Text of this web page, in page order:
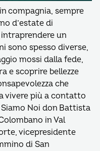
compagnia, sempre
d’estate di
un
sono spesso diverse,
mossi dalla fede,
e scoprire bellezze
che
vivere più a contatto
Noi don Battista
in Val
vicepresidente
di San